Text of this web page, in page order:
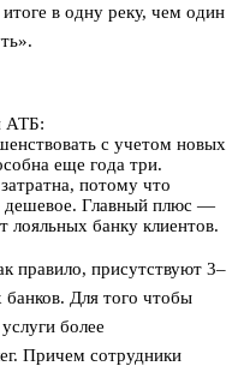
в одну реку, чем один
АТБ:
с учетом новых
еще года три.
потому что
дешевое. Главный плюс —
лояльных банку клиентов.
правило, присутствуют 3–
Для того чтобы
более
Причем сотрудники